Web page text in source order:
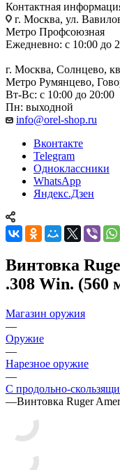
Контактная
г. Москва, ул.
Метро Профсоюзная
Ежедневно: с 10:00 до
г. Москва, Солнцево,
Метро Румянцево,
Вт-Вс: с 10:00 до 20:00
Пн: выходной
info@orel-shop.ru
Вконтакте
Telegram
Одноклассники
WhatsApp
Яндекс.Дзен
Винтовка
.308 Win. (560
Магазин оружия
—
Оружие
—
Нарезное оружие
—
С продольно-
—Винтовка Ruger